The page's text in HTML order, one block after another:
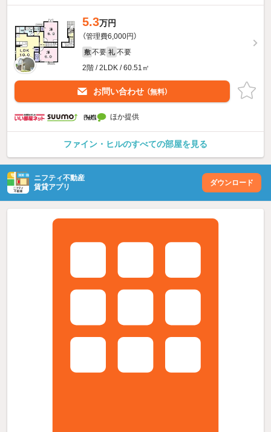
5.3万円
（管理費6,000円）
敷 不要 礼 不要
2階 / 2LDK / 60.51㎡
お問い合わせ （無料）
ほか提供
ファイン・ヒルのすべての部屋を見る
ニフティ不動産
賃貸アプリ
ダウンロード